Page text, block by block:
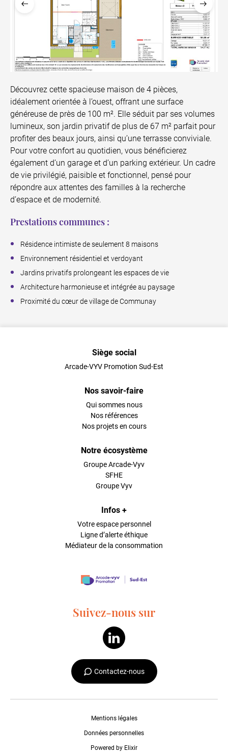
Découvrez cette spacieuse maison de 4 pièces,
idéalement orientée à l’ouest, offrant une surface
généreuse de près de 100 m². Elle séduit par ses volumes
lumineux, son jardin privatif de plus de 67 m² parfait pour
profiter des beaux jours, ainsi qu’une terrasse conviviale.
Pour votre confort au quotidien, vous bénéficierez
également d’un garage et d’un parking extérieur. Un cadre
de vie privilégié, paisible et fonctionnel, pensé pour
répondre aux attentes des familles à la recherche
d’espace et de modernité.
Prestations communes :
Résidence intimiste de seulement 8 maisons
Environnement résidentiel et verdoyant
Jardins privatifs prolongeant les espaces de vie
Architecture harmonieuse et intégrée au paysage
Proximité du cœur de village de Communay
Siège social
Arcade-VYV Promotion Sud-Est
Nos savoir-faire
Qui sommes nous
Nos références
Nos projets en cours
Notre écosystème
Groupe Arcade-Vyv
SFHE
Groupe Vyv
Infos +
Votre espace personnel
Ligne d’alerte éthique
Médiateur de la consommation
Suivez-nous sur
Contactez-nous
Mentions légales
Données personnelles
Powered by Elixir